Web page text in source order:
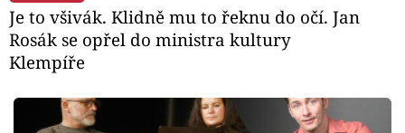
Je to všivák. Klidně mu to řeknu do očí. Jan
Rosák se opřel do ministra kultury
Klempíře